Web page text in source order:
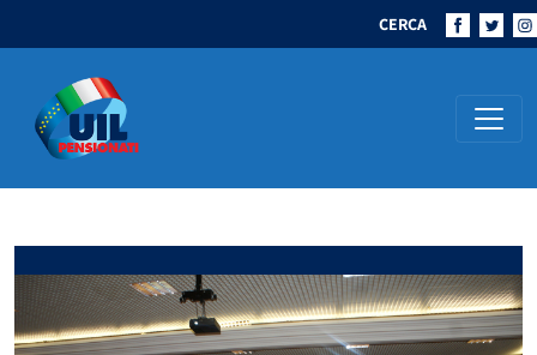
CERCA
Navigazione principale